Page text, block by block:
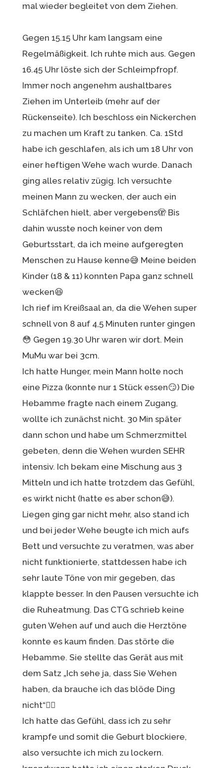
mal wieder begleitet von dem Ziehen.
Gegen 15.15 Uhr kam langsam eine
Regelmäßigkeit. Ich ruhte mich aus. Gegen
16.45 Uhr löste sich der Schleimpfropf.
Immer noch angenehm aushaltbares
Ziehen im Unterleib (mehr auf der
Rückenseite). Ich beschloss ein Nickerchen
zu machen um Kraft zu tanken. Ca. 1Std
habe ich geschlafen, als ich um 18 Uhr von
einer heftigen Wehe wach wurde. Danach
ging alles relativ zügig. Ich versuchte
meinen Mann zu wecken, der auch ein
Schläfchen hielt, aber vergebens🫣 Bis
dahin wusste noch keiner von dem
Geburtsstart, da ich meine aufgeregten
Menschen zu Hause kenne😅 Meine beiden
Kinder (18 & 11) konnten Papa ganz schnell
wecken😆
Ich rief im Kreißsaal an, da die Wehen super
schnell von 8 auf 4,5 Minuten runter gingen
😳 Gegen 19.30 Uhr waren wir dort. Mein
MuMu war bei 3cm.
Ich hatte Hunger, mein Mann holte noch
eine Pizza (konnte nur 1 Stück essen😏) Die
Hebamme fragte nach einem Zugang,
wollte ich zunächst nicht. 30 Min später
dann schon und habe um Schmerzmittel
gebeten, denn die Wehen wurden SEHR
intensiv. Ich bekam eine Mischung aus 3
Mitteln und ich hatte trotzdem das Gefühl,
es wirkt nicht (hatte es aber schon😅).
Liegen ging gar nicht mehr, also stand ich
und bei jeder Wehe beugte ich mich aufs
Bett und versuchte zu veratmen, was aber
nicht funktionierte, stattdessen habe ich
sehr laute Töne von mir gegeben, das
klappte besser. In den Pausen versuchte ich
die Ruheatmung. Das CTG schrieb keine
guten Wehen auf und auch die Herztöne
konnte es kaum finden. Das störte die
Hebamme. Sie stellte das Gerät aus mit
dem Satz „Ich sehe ja, dass Sie Wehen
haben, da brauche ich das blöde Ding
nicht“👍🏼
Ich hatte das Gefühl, dass ich zu sehr
krampfe und somit die Geburt blockiere,
also versuchte ich mich zu lockern.